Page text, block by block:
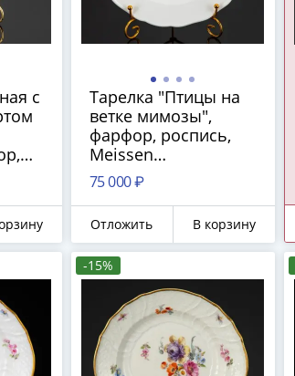
с
Тарелка "Птицы на
ветке мимозы",
фарфор, роспись,
Meissen
(Мейсенский
фарфор), Германия,
1970-1990 гг.
75 000 ₽
Отложить В корзину
-15%